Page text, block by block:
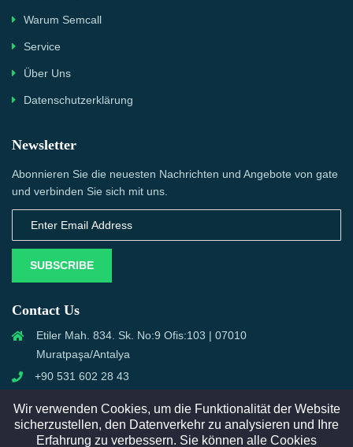
Warum Semcall
Service
Über Uns
Datenschutzerklärung
Newsletter
Abonnieren Sie die neuesten Nachrichten und Angebote von gate
und verbinden Sie sich mit uns.
SUBSCRIBE
Contact Us
Etiler Mah. 834. Sk. No:9 Ofis:103 | 07010
Muratpaşa/Antalya
+90 531 602 28 43
Wir verwenden Cookies, um die Funktionalität der Website
sicherzustellen, den Datenverkehr zu analysieren und Ihre
Erfahrung zu verbessern. Sie können alle Cookies